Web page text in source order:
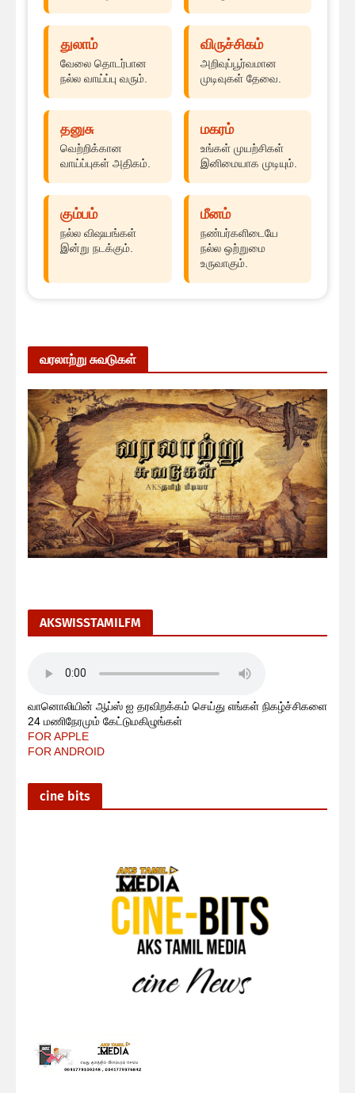
துலாம்
வேலை தொடர்பான
நல்ல வாய்ப்பு வரும்.
விருச்சிகம்
அறிவுப்பூர்வமான
முடிவுகள் தேவை.
தனுசு
வெற்றிக்கான
வாய்ப்புகள் அதிகம்.
மகரம்
உங்கள் முயற்சிகள்
இனிமையாக முடியும்.
கும்பம்
நல்ல விஷயங்கள்
இன்று நடக்கும்.
மீனம்
நண்பர்களிடையே
நல்ல ஒற்றுமை
உருவாகும்.
வரலாற்று சுவடுகள்
AKSWISSTAMILFM
வானொலியின் ஆப்ஸ் ஐ தரவிறக்கம் செய்து எங்கள் நிகழ்ச்சிகளை
24 மணிநேரமும் கேட்டுமகிழுங்கள்
FOR APPLE
FOR ANDROID
cine bits